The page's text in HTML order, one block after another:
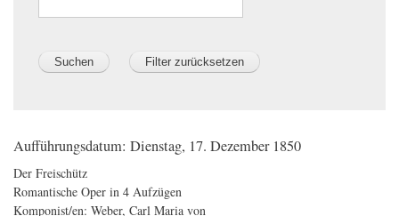
Aufführungsdatum: Dienstag, 17. Dezember 1850
Der Freischütz
Romantische Oper in 4 Aufzügen
Komponist/en: Weber, Carl Maria von